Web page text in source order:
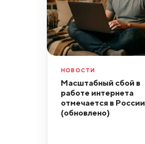
НОВОСТИ
Масштабный сбой в
работе интернета
отмечается в России
(обновлено)